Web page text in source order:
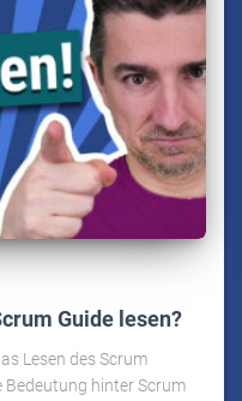
Guide lesen?
Lesen des Scrum
Bedeutung hinter Scrum